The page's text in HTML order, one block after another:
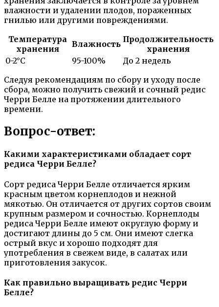
влажности и удалении плодов, пораженных
гнилью или другими повреждениями.
Температура
хранения
Влажность Продолжительность
хранения
0-2°С
95-100%
До 2 недель
Следуя рекомендациям по сбору и уходу после
сбора, можно получить свежий и сочный редис
Черри Белле на протяжении длительного
времени.
Вопрос-ответ:
Какими характеристиками обладает сорт
редиса Черри Белле?
Сорт редиса Черри Белле отличается ярким
красным цветом корнеплодов и нежной
мякотью. Он отличается от других сортов своим
крупным размером и сочностью. Корнеплоды
редиса Черри Белле имеют округлую форму и
достигают длины до 5 см. Они имеют слегка
острый вкус и хорошо подходят для
употребления в свежем виде, в салатах или
приготовления закусок.
Как правильно выращивать редис Черри
Белле?